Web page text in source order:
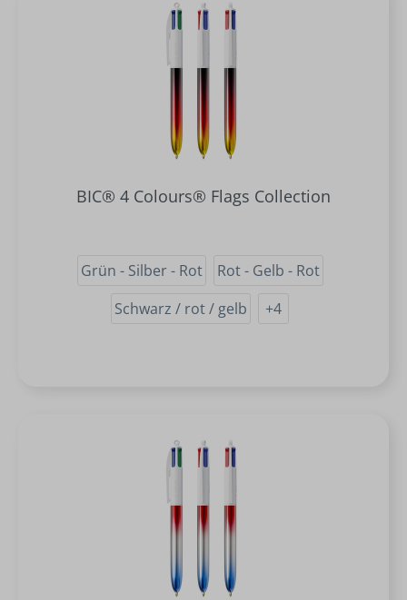
BIC® 4 Colours® Flags Collection
Grün - Silber - Rot
Rot - Gelb - Rot
Schwarz / rot / gelb
+4